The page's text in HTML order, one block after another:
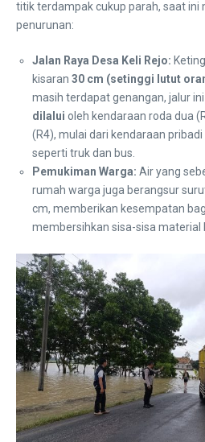
titik terdampak cukup parah, saat ini
penurunan:
Jalan Raya Desa Keli Rejo:
kisaran 30 cm (setinggi lutut
masih terdapat genangan, jalur
dilalui oleh kendaraan roda dua
(R4), mulai dari kendaraan
seperti truk dan bus.
Pemukiman Warga: Air yang
rumah warga juga berangsur
cm, memberikan kesempatan
membersihkan sisa-sisa material